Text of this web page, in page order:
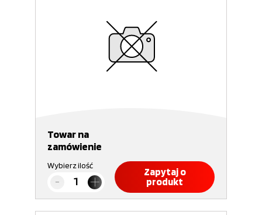
Towar na
zamówienie
Wybierz ilość
Zapytaj o
produkt